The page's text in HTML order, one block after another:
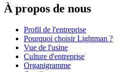
À propos de nous
Profil de l'entreprise
Pourquoi choisir Lightman ?
Vue de l'usine
Culture d'entreprise
Organigramme